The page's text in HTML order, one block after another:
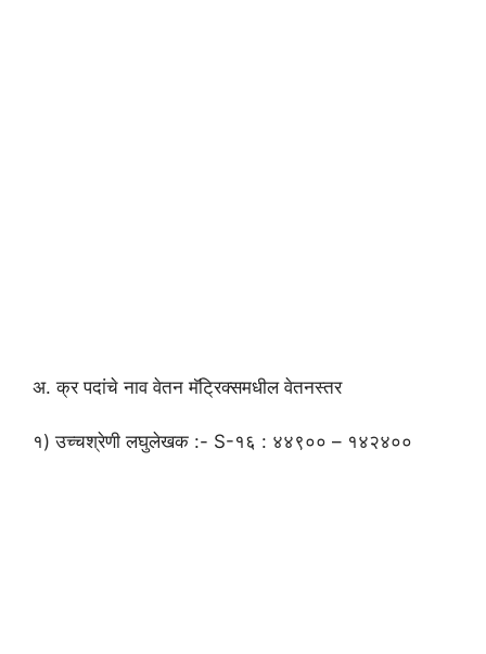
अ. क्र पदांचे नाव वेतन मॅट्रिक्समधील वेतनस्तर
१) उच्चश्रेणी लघुलेखक :- S-१६ : ४४९०० – १४२४००